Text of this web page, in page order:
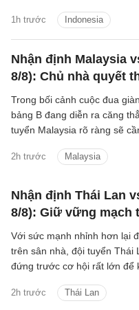
1h trước Indonesia
Nhận định Malaysia
8/8): Chủ nhà quyết
2h trước Malaysia
Trong bối cảnh cuộc đua
bảng B đang diễn ra căng
tuyển Malaysia rõ ràng sẽ
Nhận định Thái Lan
8/8): Giữ vững mạch
2h trước Thái Lan
Với sức mạnh nhỉnh hơn lại
trên sân nhà, đội tuyển Thái
đứng trước cơ hội rất lớn để
toàn thắng.